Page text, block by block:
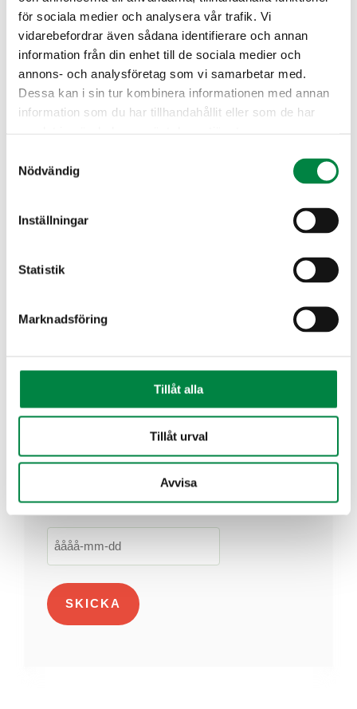
för sociala medier och analysera vår trafik. Vi
vidarebefordrar även sådana identifierare och annan
information från din enhet till de sociala medier och
annons- och analysföretag som vi samarbetar med.
Dessa kan i sin tur kombinera informationen med annan
information som du har tillhandahållit eller som de har
Nödvändig
Inställningar
Statistik
Marknadsföring
Tillåt alla
Tillåt urval
Avvisa
Förnamn
Efternamn
E-post *
ÅÅÅÅ
streck
streck
DD